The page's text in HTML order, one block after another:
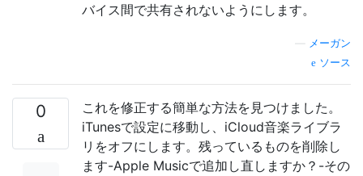
バイス間で共有されないようにします。
メーガン
ソース
0
これを修正する簡単な方法を見つけました。
iTunesで設定に移動し、iCloud音楽ライブラ
リをオフにします。残っているものを削除し
ます-Apple Musicで追加し直しますか？-その